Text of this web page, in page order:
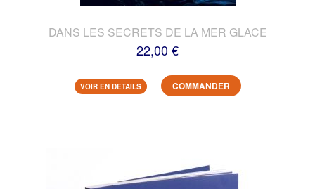
DANS LES SECRETS DE LA MER GLACE
22,00 €
VOIR EN DETAILS COMMANDER